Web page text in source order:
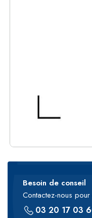
Besoin de conseil
Contactez-nous
03 20 17 03